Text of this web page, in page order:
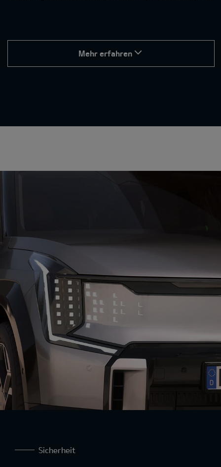
Mehr erfahren
sanftes Fahrverhalten – ideal für den Alltag.
Sport-Modus sorgt für ein direkteres
Ansprechverhalten und ein dynamischeres
Fahrerlebnis.
Sicherheit